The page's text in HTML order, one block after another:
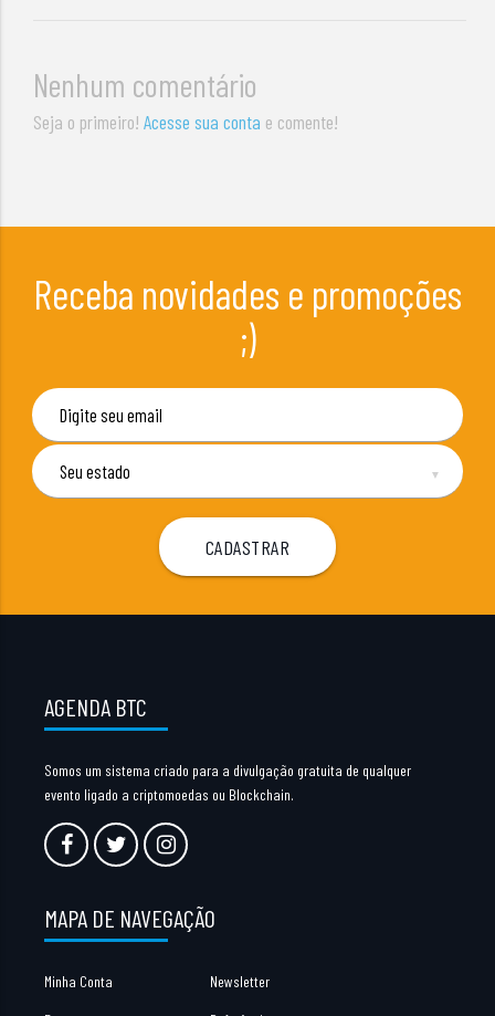
Nenhum comentário
Seja o primeiro!Acesse sua conta e comente!
Receba novidades e promoções
;)
▼
AGENDA BTC
Somos um sistema criado para a divulgação gratuita de qualquer
evento ligado a criptomoedas ou Blockchain.
MAPA DE NAVEGAÇÃO
Minha Conta Newsletter